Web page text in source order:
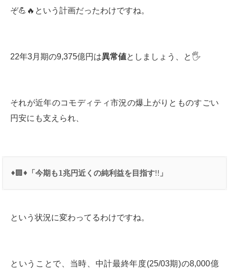
ぞ💪🔥という計画だったわけですね。
22年3月期の9,375億円は異常値としましょう、と🖐
それが近年のコモディティ市況の爆上がりとものすごい
円安にも支えられ、
♦️🏢♦️ 「今期も1兆円近くの純利益を目指す‼️ 」
という状況に変わってるわけですね。
ということで、当時、中計最終年度(25/03期)の8,000億